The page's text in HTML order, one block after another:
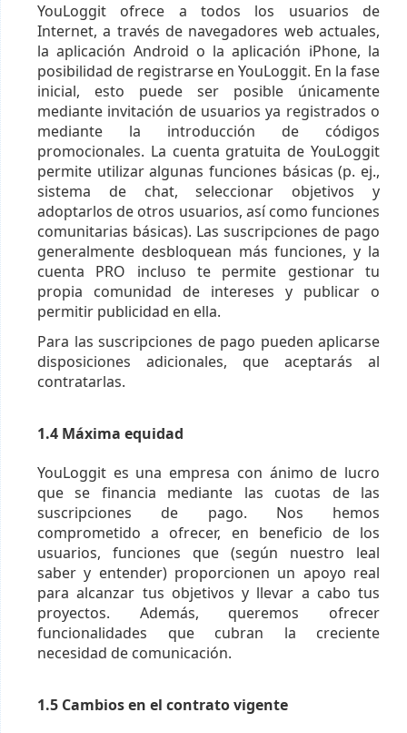
YouLoggit ofrece a todos los usuarios de
Internet, a través de navegadores web actuales,
la aplicación Android o la aplicación iPhone, la
posibilidad de registrarse en YouLoggit. En la fase
inicial, esto puede ser posible únicamente
mediante invitación de usuarios ya registrados o
mediante la introducción de códigos
promocionales. La cuenta gratuita de YouLoggit
permite utilizar algunas funciones básicas (p. ej.,
sistema de chat, seleccionar objetivos y
adoptarlos de otros usuarios, así como funciones
comunitarias básicas). Las suscripciones de pago
generalmente desbloquean más funciones, y la
cuenta PRO incluso te permite gestionar tu
propia comunidad de intereses y publicar o
permitir publicidad en ella.
Para las suscripciones de pago pueden aplicarse
disposiciones adicionales, que aceptarás al
contratarlas.
1.4 Máxima equidad
YouLoggit es una empresa con ánimo de lucro
que se financia mediante las cuotas de las
suscripciones de pago. Nos hemos
comprometido a ofrecer, en beneficio de los
usuarios, funciones que (según nuestro leal
saber y entender) proporcionen un apoyo real
para alcanzar tus objetivos y llevar a cabo tus
proyectos. Además, queremos ofrecer
funcionalidades que cubran la creciente
necesidad de comunicación.
1.5 Cambios en el contrato vigente